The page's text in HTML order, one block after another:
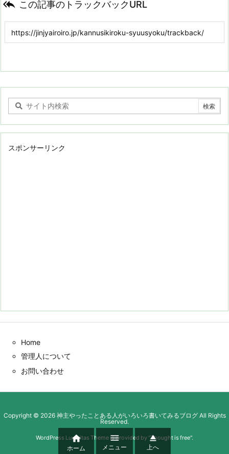
 この記事のトラックバックURL
スポンサーリンク
Home
管理人について
お問い合わせ
Copyright © 2026 神主やったことある人がいろいろ書いてみるブログAll Rights
Reserved.
WordPress Luxeritas Theme is provided by "Thought is free".

ホーム

メニュー

上へ